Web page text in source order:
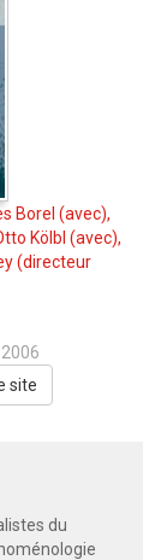
Borel (avec),
Kölbl (avec),
(directeur
site
du